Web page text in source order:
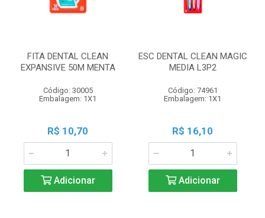
FITA DENTAL CLEAN
EXPANSIVE 50M MENTA
Código: 30005
Embalagem: 1X1
R$ 10,70
Adicionar
ESC DENTAL CLEAN MAGIC
MEDIA L3P2
Código: 74961
Embalagem: 1X1
R$ 16,10
Adicionar